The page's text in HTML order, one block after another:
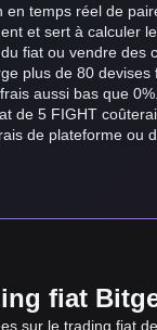
temps réel de
et sert à calculer
fiat ou vendre
plus de 80
aussi bas que 0%.
de 5 FIGHT
de plateforme ou
fiat
sur le trading fiat